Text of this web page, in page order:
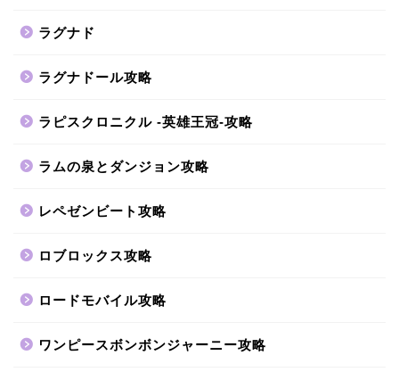
ラグナド
ラグナドール攻略
ラピスクロニクル -英雄王冠-攻略
ラムの泉とダンジョン攻略
レペゼンビート攻略
ロブロックス攻略
ロードモバイル攻略
ワンピースボンボンジャーニー攻略